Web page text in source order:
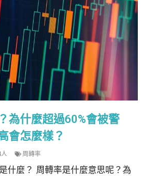
為什麼超過60%會被警
會怎麼樣？
周轉率
什麼？ 周轉率是什麼意思呢？為